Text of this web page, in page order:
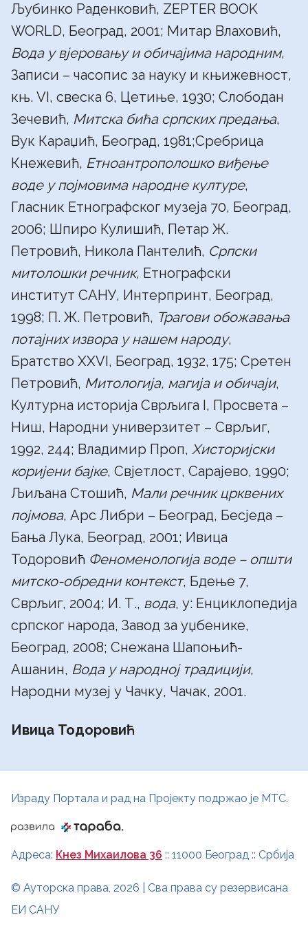
Љубинко Раденковић, ZEPTER BOOK
WORLD, Београд, 2001; Митар Влаховић,
Вода у вјеровању и обичајима народним,
Записи – часопис за науку и књижевност,
књ. VI, свеска 6, Цетиње, 1930; Слободан
Зечевић, Митска бића српских предања,
Вук Караџић, Београд, 1981;Сребрица
Кнежевић, Етноантрополошко виђење
воде у појмовима народне културе,
Гласник Етнографског музеја 70, Београд,
2006; Шпиро Кулишић, Петар Ж.
Петровић, Никола Пантелић, Српски
митолошки речник, Етнографски
институт САНУ, Интерпринт, Београд,
1998; П. Ж. Петровић, Трагови обожавања
потајних извора у нашем народу,
Братство XXVI, Београд, 1932, 175; Сретен
Петровић, Митологија, магија и обичаји,
Културна историја Сврљига I, Просвета –
Ниш, Народни универзитет – Сврљиг,
1992, 244; Владимир Проп, Хисторијски
коријени бајке, Свјетлост, Сарајево, 1990;
Љиљана Стошић, Мали речник црквених
појмова, Арс Либри – Београд, Бесједа –
Бања Лука, Београд, 2001; Ивица
Тодоровић Феноменологија воде – општи
митско-обредни контекст, Бдење 7,
Сврљиг, 2004; И. Т., вода, у: Енциклопедија
српског народа, Завод за уџбенике,
Београд, 2008; Снежана Шапоњић-
Ашанин, Вода у народној традицији,
Народни музеј у Чачку, Чачак, 2001.
Ивица Тодоровић
Израду Портала и рад на Пројекту подржао је МТС.
Адреса: Кнез Михаилова 36 :: 11000 Београд :: Србија
© Ауторска права, 2026 | Сва права су резервисана
ЕИ САНУ